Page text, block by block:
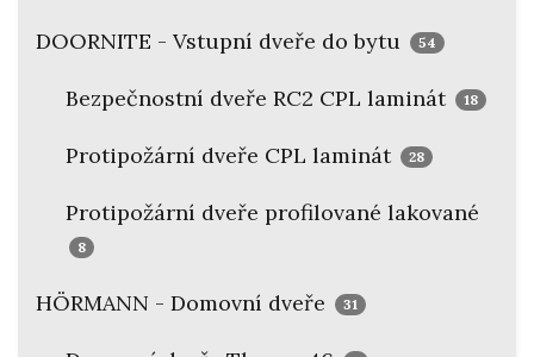
DOORNITE - Vstupní dveře do bytu 54
Bezpečnostní dveře RC2 CPL laminát 18
Protipožární dveře CPL laminát 28
Protipožární dveře profilované lakované
8
HÖRMANN - Domovní dveře 31